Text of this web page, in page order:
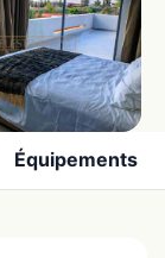
Équipements